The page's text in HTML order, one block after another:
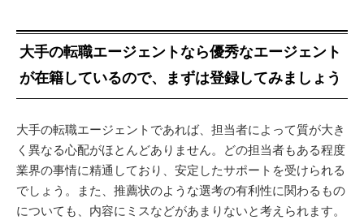
大手の転職エージェントなら優秀なエージェント
が在籍しているので、まずは登録してみましょう
大手の転職エージェントであれば、担当者によって質が大き
く異なる心配がほとんどありません。どの担当者もある程度
業界の事情に精通しており、安定したサポートを受けられる
でしょう。また、推薦状のような選考の有利性に関わるもの
についても、内容にミスなどがあまりないと考えられます。